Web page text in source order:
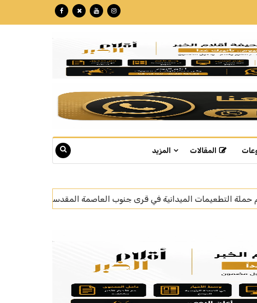
المقالات المزيد
المقدسة "الهلال الأحمر" و"إنجاد" تعززان الاستجابة